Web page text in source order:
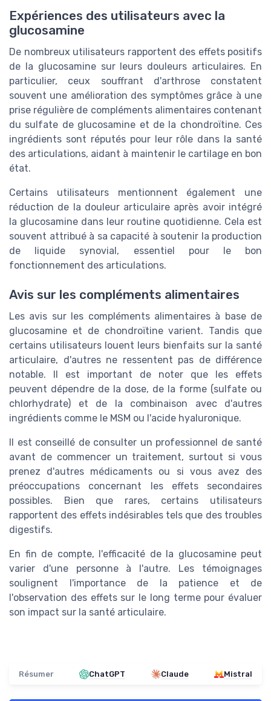
Expériences des utilisateurs avec la
glucosamine
De nombreux utilisateurs rapportent des effets positifs
de la glucosamine sur leurs douleurs articulaires. En
particulier, ceux souffrant d'arthrose constatent
souvent une amélioration des symptômes grâce à une
prise régulière de compléments alimentaires contenant
du sulfate de glucosamine et de la chondroïtine. Ces
ingrédients sont réputés pour leur rôle dans la santé
des articulations, aidant à maintenir le cartilage en bon
état.
Certains utilisateurs mentionnent également une
réduction de la douleur articulaire après avoir intégré
la glucosamine dans leur routine quotidienne. Cela est
souvent attribué à sa capacité à soutenir la production
de liquide synovial, essentiel pour le bon
fonctionnement des articulations.
Avis sur les compléments alimentaires
Les avis sur les compléments alimentaires à base de
glucosamine et de chondroïtine varient. Tandis que
certains utilisateurs louent leurs bienfaits sur la santé
articulaire, d'autres ne ressentent pas de différence
notable. Il est important de noter que les effets
peuvent dépendre de la dose, de la forme (sulfate ou
chlorhydrate) et de la combinaison avec d'autres
ingrédients comme le MSM ou l'acide hyaluronique.
Il est conseillé de consulter un professionnel de santé
avant de commencer un traitement, surtout si vous
prenez d'autres médicaments ou si vous avez des
préoccupations concernant les effets secondaires
possibles. Bien que rares, certains utilisateurs
rapportent des effets indésirables tels que des troubles
digestifs.
En fin de compte, l'efficacité de la glucosamine peut
varier d'une personne à l'autre. Les témoignages
soulignent l'importance de la patience et de
l'observation des effets sur le long terme pour évaluer
son impact sur la santé articulaire.
Résumer ChatGPT Claude Mistral